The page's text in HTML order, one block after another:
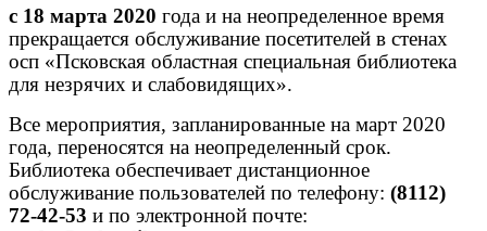
с 18 марта 2020 года и на неопределенное время
прекращается обслуживание посетителей в стенах
осп «Псковская областная специальная библиотека
для незрячих и слабовидящих».
Все мероприятия, запланированные на март 2020
года, переносятся на неопределенный срок.
Библиотека обеспечивает дистанционное
обслуживание пользователей по телефону: (8112)
72-42-53 и по электронной почте: